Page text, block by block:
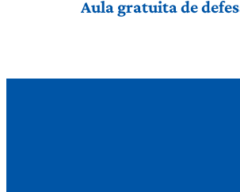
Aula gratuita de